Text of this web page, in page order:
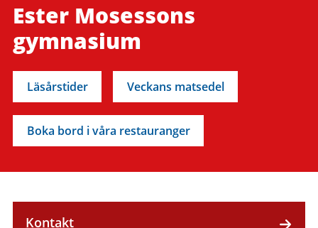
Ester Mosessons
gymnasium
Läsårstider Veckans matsedel
Boka bord i våra restauranger
Kontakt